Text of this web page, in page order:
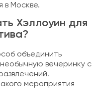
в Москве.
Хэллоуин для
объединить
вечеринку с
мероприятия